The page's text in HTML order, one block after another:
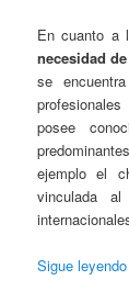
En cuanto a
necesidad
se
posee
ejemplo el
vinculada
Sigue leyendo